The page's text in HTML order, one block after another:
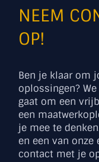
NEEM
OP!
Ben je klaar om
oplossingen?
gaat om een
een
je mee te
en een van
contact met je